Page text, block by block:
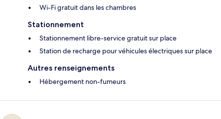
Wi-Fi gratuit dans les chambres
Stationnement
Stationnement libre-service gratuit sur place
Station de recharge pour véhicules électriques sur place
Autres renseignements
Hébergement non-fumeurs